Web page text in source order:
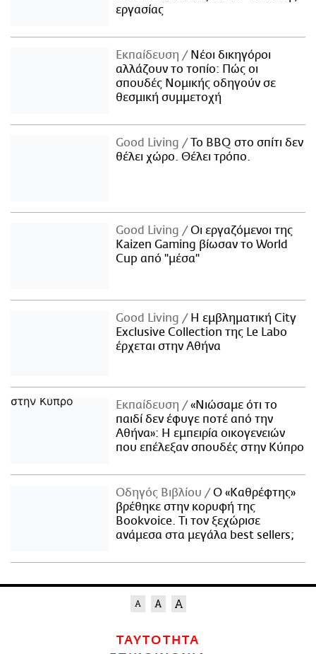
εργασίας
Εκπαίδευση
Νέοι δικηγόροι
αλλάζουν το τοπίο: Πώς οι
σπουδές Νομικής οδηγούν σε
θεσμική συμμετοχή
Good Living
Το BBQ στο σπίτι δεν
θέλει χώρο. Θέλει τρόπο.
Good Living
Οι εργαζόμενοι της
Kaizen Gaming βίωσαν το World
Cup από "μέσα"
Good Living
Η εμβληματική City
Exclusive Collection της Le Labo
έρχεται στην Αθήνα
Εκπαίδευση
«Νιώσαμε ότι το
παιδί δεν έφυγε ποτέ από την
Αθήνα»: Η εμπειρία οικογενειών
που επέλεξαν σπουδές στην Κύπρο
Οδηγός Βιβλίου
Ο «Καθρέφτης»
βρέθηκε στην κορυφή της
Bookvoice. Τι τον ξεχώρισε
ανάμεσα στα μεγάλα best sellers;
ΤΑΥΤΟΤΗΤΑ